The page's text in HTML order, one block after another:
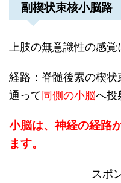
副楔状束核小脳路
上肢の無意識性の感覚
経路：脊髄後索の楔
通って同側の小脳へ投
小脳は、神経の経路
ます。
スポ